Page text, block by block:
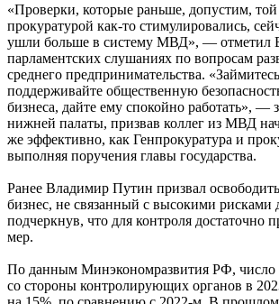
«Проверки, которые раньше, допустим,
прокуратурой как-то стимулировались,
ушли больше в систему МВД», — отметил
парламентских слушаниях по вопросам
среднего предпринимательства.
поддерживайте общественную
бизнеса, дайте ему спокойно работать», —
нижней палаты, призвав коллег из МВД
же эффективно, как Генпрокуратура и
выполняя поручения главы государства.
Ранее Владимир Путин призвал
бизнес, не связанный с высокими рисками
подчеркнув, что для контроля достаточно
мер.
По данным Минэкономразвития РФ, число
со стороны контролирующих органов в